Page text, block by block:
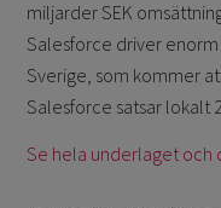
miljarder SEK
Salesforce driver
Sverige, som kommer
Salesforce satsar lokalt
Se hela underlaget och